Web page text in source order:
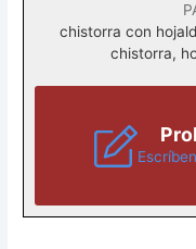
chistorra con
chistorra,